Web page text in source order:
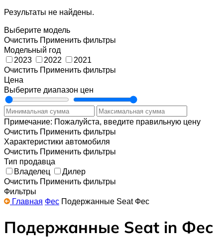
Результаты не найдены.
Выберите модель
Очистить Применить фильтры
Модельный год
2023
2022
2021
Очистить Применить фильтры
Цена
Выберите диапазон цен
Примечание: Пожалуйста, введите правильную цену
Очистить Применить фильтры
Характеристики автомобиля
Очистить Применить фильтры
Тип продавца
Владелец
Дилер
Очистить Применить фильтры
Фильтры
Главная Фес Подержанные Seat Фес
Подержанные Seat in Фес